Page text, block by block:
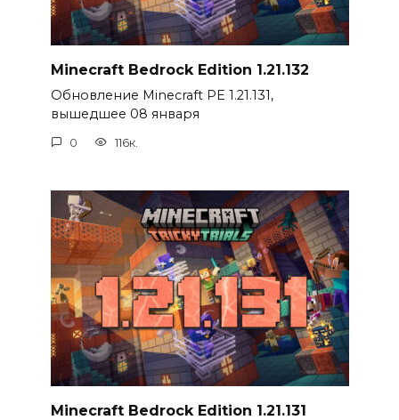
Minecraft Bedrock Edition 1.21.132
Обновление Minecraft PE 1.21.131,
вышедшее 08 января
0 116к.
Minecraft Bedrock Edition 1.21.131